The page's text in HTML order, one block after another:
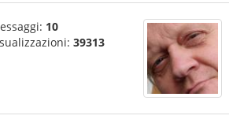
10
39313